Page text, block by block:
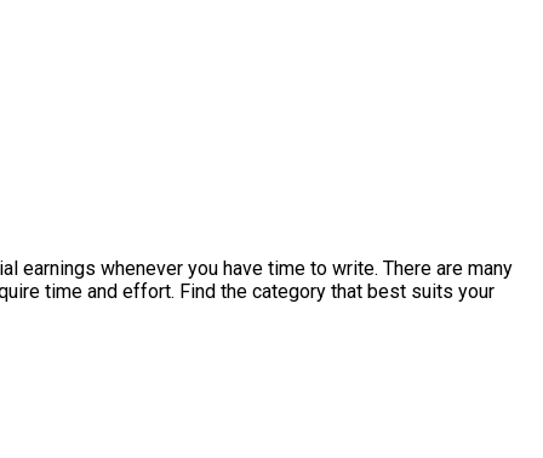
earnings whenever you have time to write. There are many
time and effort. Find the category that best suits your